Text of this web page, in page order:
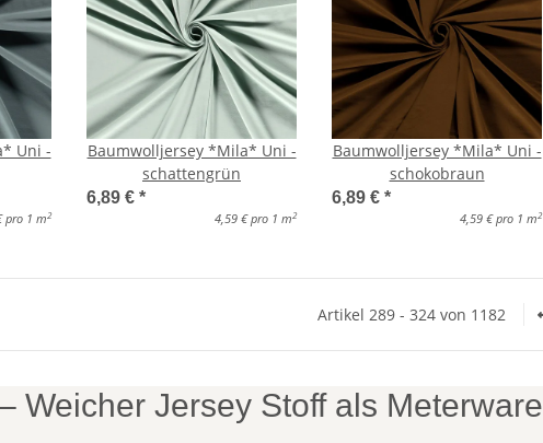
Uni -
pro 1 m2
Baumwolljersey *Mila* Uni -
schattengrün
6,89 € *
4,59 € pro 1 m2
Baumwolljersey *Mila* Uni -
schokobraun
6,89 € *
4,59 € pro 1 m2
Artikel 289 - 324 von 1182
Weicher Jersey Stoff als Meterware